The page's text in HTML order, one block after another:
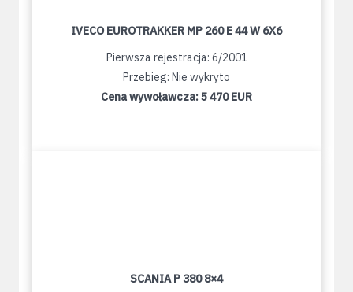
IVECO EUROTRAKKER MP 260 E 44 W 6X6
Pierwsza rejestracja: 6/2001
Przebieg: Nie wykryto
Cena wywoławcza:5 470 EUR
SCANIA P 380 8×4